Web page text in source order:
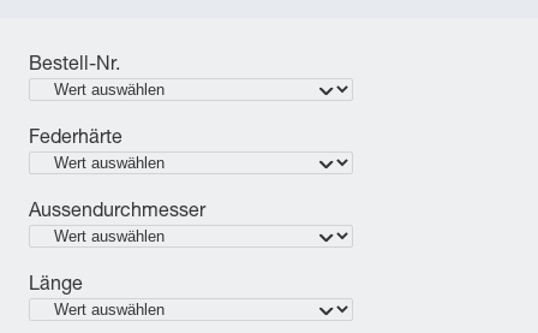
Bestell-Nr.
Federhärte
Aussendurchmesser
Länge